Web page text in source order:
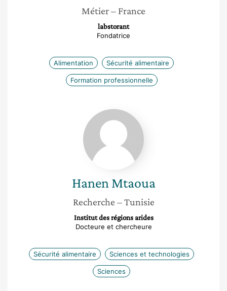
Métier– France
labstorant
Fondatrice
Alimentation Sécurité alimentaire
Formation professionnelle
Hanen
Mtaoua
Hanen Mtaoua
Recherche – Tunisie
Institut des régions arides
Docteure et chercheure
Sécurité alimentaire Sciences et technologies
Sciences